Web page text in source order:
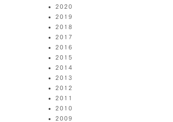
2020
2019
2018
2017
2016
2015
2014
2013
2012
2011
2010
2009